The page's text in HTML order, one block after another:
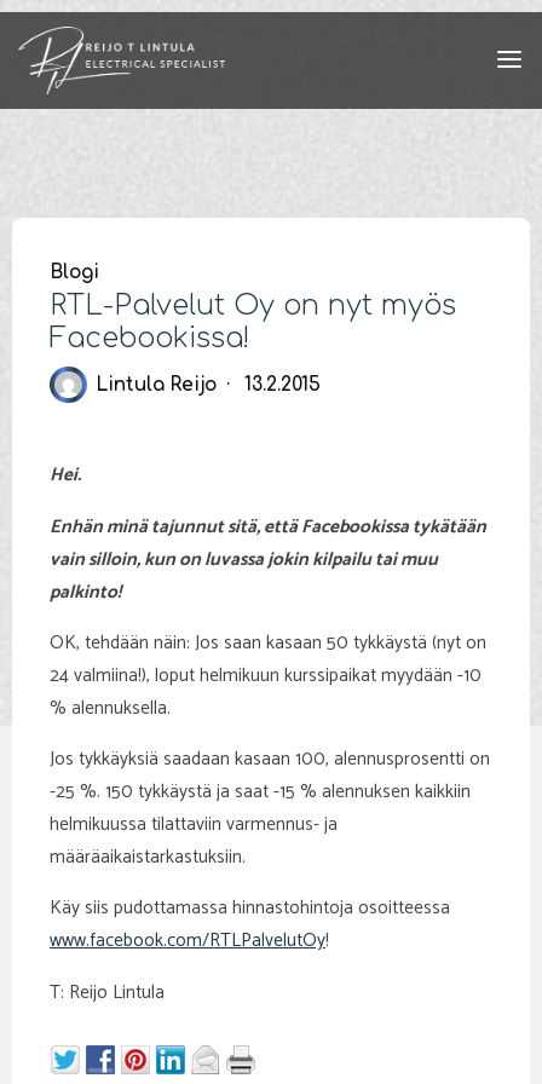
Skip
content
Blogi
RTL-Palvelut Oy on nyt myös
Facebookissa!
Lintula Reijo 13.2.2015
Hei.
Enhän minä tajunnut sitä, että Facebookissa tykätään
vain silloin, kun on luvassa jokin kilpailu tai muu
palkinto!
OK, tehdään näin: Jos saan kasaan 50 tykkäystä (nyt on
24 valmiina!), loput helmikuun kurssipaikat myydään -10
% alennuksella.
Jos tykkäyksiä saadaan kasaan 100, alennusprosentti on
-25 %. 150 tykkäystä ja saat -15 % alennuksen kaikkiin
helmikuussa tilattaviin varmennus- ja
määräaikaistarkastuksiin.
Käy siis pudottamassa hinnastohintoja osoitteessa
www.facebook.com/RTLPalvelutOy!
T: Reijo Lintula​